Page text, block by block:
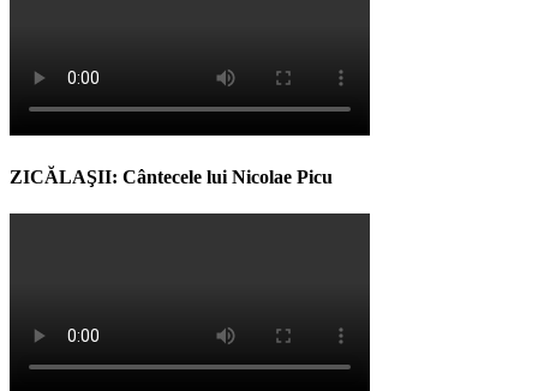
ZICĂLAŞII: Cântecele lui Nicolae Picu